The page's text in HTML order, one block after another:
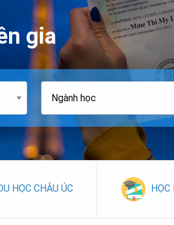
gia
HỌC CHÂU ÚC HỌC